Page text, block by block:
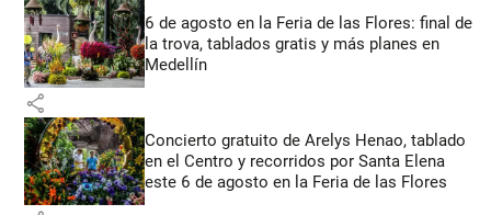
6 de agosto en la Feria de las Flores: final de
la trova, tablados gratis y más planes en
Medellín
share
Concierto gratuito de Arelys Henao, tablado
en el Centro y recorridos por Santa Elena
este 6 de agosto en la Feria de las Flores